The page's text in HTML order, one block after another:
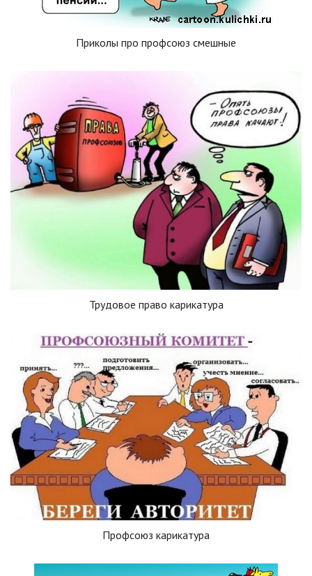
Приколы про профсоюз смешные
Трудовое право карикатура
Профсоюз карикатура